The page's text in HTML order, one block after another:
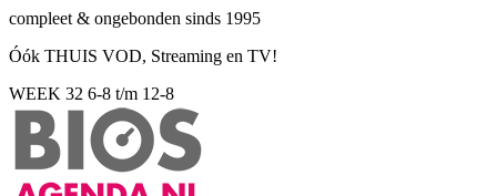
compleet & ongebonden sinds 1995
Óók THUIS VOD, Streaming en TV!
WEEK 32 6-8 t/m 12-8